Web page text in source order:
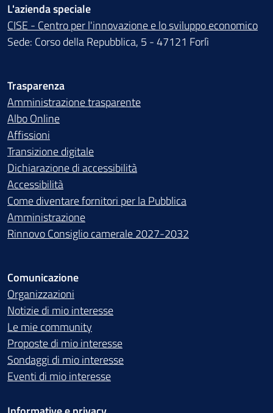
L'azienda speciale
CISE - Centro per l'innovazione e lo sviluppo economico
Sede: Corso della Repubblica, 5 - 47121 Forlì
Trasparenza
Amministrazione trasparente
Albo Online
Affissioni
Transizione digitale
Dichiarazione di accessibilità
Accessibilità
Come diventare fornitori per la Pubblica
Amministrazione
Rinnovo Consiglio camerale 2027-2032
Comunicazione
Organizzazioni
Notizie di mio interesse
Le mie community
Proposte di mio interesse
Sondaggi di mio interesse
Eventi di mio interesse